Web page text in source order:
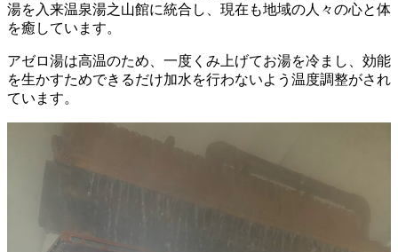
湯を入来温泉湯之山館に統合し、現在も地域の人々の心と体
を癒しています。
アゼロ湯は高温のため、一度くみ上げてお湯を冷まし、効能
を生かすためできるだけ加水を行わないよう温度調整がされ
ています。